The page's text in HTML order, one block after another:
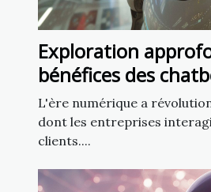
Exploration
bénéfices des
fidélisation client
L'ère numérique a
dont les entreprises
clients....